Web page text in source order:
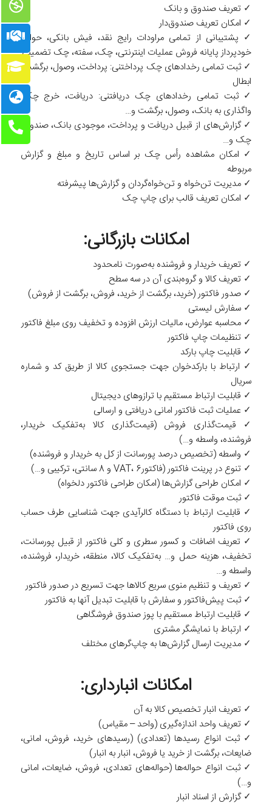
✓ تعریف صندوق و بانک
✓ امکان تعریف صندوق‌دار
✓ پشتیبانی از تمامی مراودات رایج نقد، فیش بانکی، حواله،
خودپرداز پایانه فروش عملیات اینترنتی، چک، سفته، چک تضمینی
✓ ثبت تمامی رخدادهای چک پرداختنی: پرداخت، وصول، برگشت،
ابطال
✓ ثبت تمامی رخدادهای چک دریافتنی: دریافت، خرج چک،
واگذاری به بانک، وصول، برگشت و…
✓ گزارش‌های از قبیل دریافت و پرداخت، موجودی بانک، صندوق،
چک و…
✓ امکان مشاهده رأس چک بر اساس تاریخ و مبلغ و گزارش
مربوطه
✓ مدیریت تن‌خواه و تن‌خواه‌گردان و ‌‌گزارش‌ها پیشرفته
✓ امکان تعریف قالب برای چاپ چک
امکانات بازرگانی:
✓ تعریف خریدار و فروشنده به‌صورت نامحدود
✓ تعریف کالا و گروه‌‌بندی آن در سه سطح
✓ صدور فاکتور (خرید، برگشت از خرید، فروش، برگشت از فروش)
✓ سفارش لیستی
✓ محاسبه عوارض، مالیات ارزش افزوده و تخفیف روی مبلغ فاکتور
✓ تنظیمات چاپ فاکتور
✓ قابلیت چاپ بارکد
✓ ارتباط با ‌‌بارکدخوان جهت جستجوی کالا از طریق کد و شماره
سریال
✓ قابلیت ارتباط مستقیم با ترازوهای دیجیتال
✓ عملیات ثبت فاکتور امانی دریافتی و ارسالی
✓ قیمت‌گذاری فروش (قیمت‌گذاری کالا به‌تفکیک خریدار،
فروشنده، واسطه و…)
✓ واسطه (تخصیص درصد پورسانت از کل به خریدار و فروشنده)
✓ تنوع در پرینت فاکتور (فاکتورVAT، 6 و 8 سانتی، ‌‌ترکیبی و…)
✓ امکان طراحی ‌‌گزارش‌ها (امکان طراحی فاکتور دلخواه)
✓ ثبت موقت فاکتور
✓ قابلیت ارتباط با دستگاه کالرآیدی جهت شناسایی طرف حساب
روی فاکتور
✓ تعریف اضافات و کسور سطری و کلی فاکتور از قبیل پورسانت،
تخفیف، هزینه حمل و… به‌تفکیک کالا، منطقه، خریدار، فروشنده،
واسطه و…
✓ تعریف و تنظیم منوی سریع کالاها جهت تسریع در صدور فاکتور
✓ ثبت ‌‌پیش‌فاکتور و سفارش با قابلیت تبدیل آنها به فاکتور
✓ قابلیت ارتباط مستقیم با پوز صندوق فروشگاهی
✓ ارتباط با نمایشگر مشتری
✓ مدیریت ارسال ‌‌گزارش‌ها به چاپ‌گرهای مختلف
امکانات انبارداری:
✓ تعریف انبار تخصیص کالا به آن
✓ تعریف واحد اندازه‌گیری (واحد – مقیاس)
✓ ثبت انواع رسیدها (تعدادی) (رسیدهای خرید، فروش، امانی،
ضایعات، برگشت از خرید یا فروش، انبار به انبار)
✓ ثبت انواع حواله‌ها (حواله‌های تعدادی، فروش، ضایعات، امانی
و…)
✓ گزارش از اسناد انبار